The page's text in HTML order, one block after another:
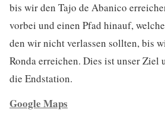
bis wir den Tajo de Abanico
vorbei und einen Pfad hinauf,
den wir nicht verlassen sollten, bis
Ronda erreichen. Dies ist unser Ziel
die Endstation.
Google Maps